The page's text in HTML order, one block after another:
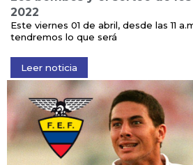
2022
Este viernes 01 de abril, desde las 11
tendremos lo que será
Leer noticia